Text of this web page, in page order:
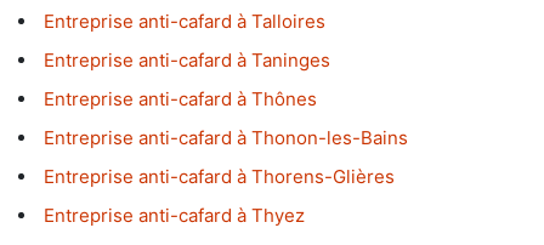
Entreprise anti-cafard à Talloires
Entreprise anti-cafard à Taninges
Entreprise anti-cafard à Thônes
Entreprise anti-cafard à Thonon-les-Bains
Entreprise anti-cafard à Thorens-Glières
Entreprise anti-cafard à Thyez